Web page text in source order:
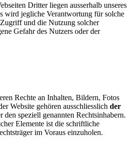
Dritter liegen ausserhalb unseres
wird jegliche Verantwortung für solche
und die Nutzung solcher
Gefahr des Nutzers oder der
Rechte an Inhalten, Bildern, Fotos
Website gehören ausschliesslich der
den speziell genannten Rechtsinhabern.
Elemente ist die schriftliche
im Voraus einzuholen.